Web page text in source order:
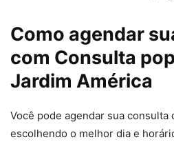
Como agendar
com Consulta
Jardim América
Você pode agendar sua
escolhendo o melhor dia e